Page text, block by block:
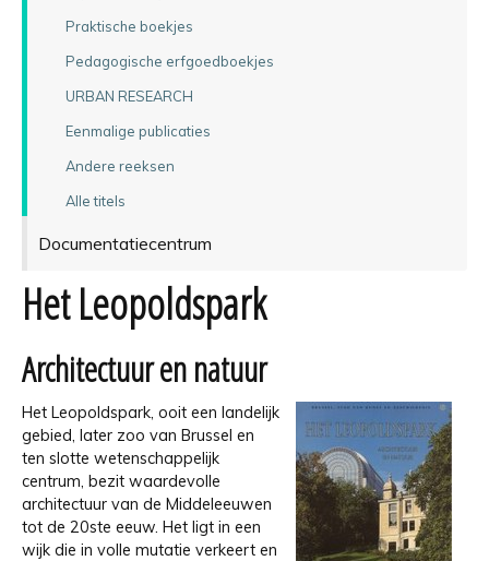
Praktische boekjes
Pedagogische erfgoedboekjes
URBAN RESEARCH
Eenmalige publicaties
Andere reeksen
Alle titels
Documentatiecentrum
Het Leopoldspark
Architectuur en natuur
Het Leopoldspark, ooit een landelijk
gebied, later zoo van Brussel en
ten slotte wetenschappelijk
centrum, bezit waardevolle
architectuur van de Middeleeuwen
tot de 20ste eeuw. Het ligt in een
wijk die in volle mutatie verkeert en